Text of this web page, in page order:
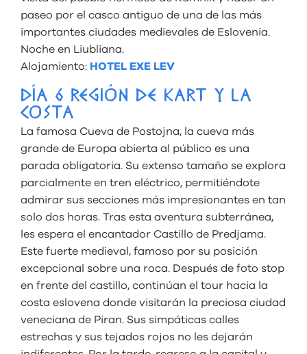
paseo por el casco antiguo de una de las más
importantes ciudades medievales de Eslovenia.
Noche en Liubliana.
Alojamiento: HOTEL EXE LEV
DÍA 6 REGIÓN DE KART Y LA
COSTA
La famosa Cueva de Postojna, la cueva más
grande de Europa abierta al público es una
parada obligatoria. Su extenso tamaño se explora
parcialmente en tren eléctrico, permitiéndote
admirar sus secciones más impresionantes en tan
solo dos horas. Tras esta aventura subterránea,
les espera el encantador Castillo de Predjama.
Este fuerte medieval, famoso por su posición
excepcional sobre una roca. Después de foto stop
en frente del castillo, continúan el tour hacia la
costa eslovena donde visitarán la preciosa ciudad
veneciana de Piran. Sus simpáticas calles
estrechas y sus tejados rojos no les dejarán